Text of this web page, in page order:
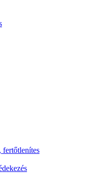
fertőtlenítes